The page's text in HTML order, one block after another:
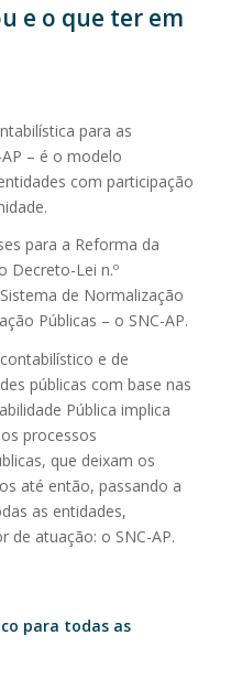
e o que ter em
para as
– é o modelo
com participação
para a Reforma da
Decreto-Lei n.º
de Normalização
Públicas – o SNC-AP.
e de
públicas com base nas
Pública implica
processos
que deixam os
até então, passando a
as entidades,
de atuação: o SNC-AP.
para todas as